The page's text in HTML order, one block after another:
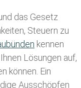
das Gesetz
Steuern zu
kennen
Lösungen auf,
können. Ein
Ausschöpfen